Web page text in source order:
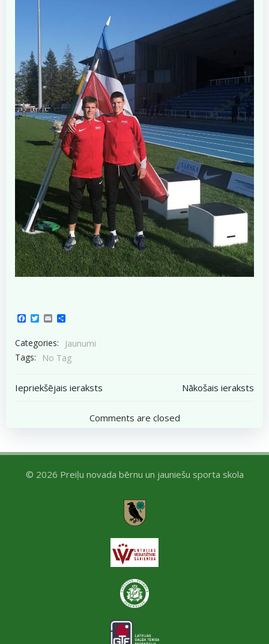
Facebook
Twitter
Email
Categories:
Jaunumi
Tags:
No Tag
Post
navigation
Iepriekšējais ieraksts
navigation
Nākošais ieraksts
Comments are closed
© 2026 Preiļu novada bērnu un jauniešu sporta skola